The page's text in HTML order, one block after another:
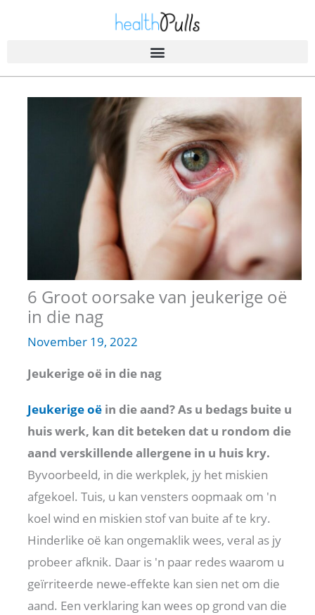
inhoud
6 Groot oorsake van jeukerige oë
in die nag
November 19, 2022
Jeukerige oë in die nag
Jeukerige oë in die aand? As u bedags buite u
huis werk, kan dit beteken dat u rondom die
aand verskillende allergene in u huis kry.
Byvoorbeeld, in die werkplek, jy het miskien
afgekoel. Tuis, u kan vensters oopmaak om 'n
koel wind en miskien stof van buite af te kry.
Hinderlike oë kan ongemaklik wees, veral as jy
probeer afknik. Daar is 'n paar redes waarom u
geïrriteerde newe-effekte kan sien net om die
aand. Een verklaring kan wees op grond van die